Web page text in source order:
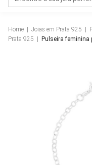
Home Joias em Prata 925
Prata 925
Pulseira feminina